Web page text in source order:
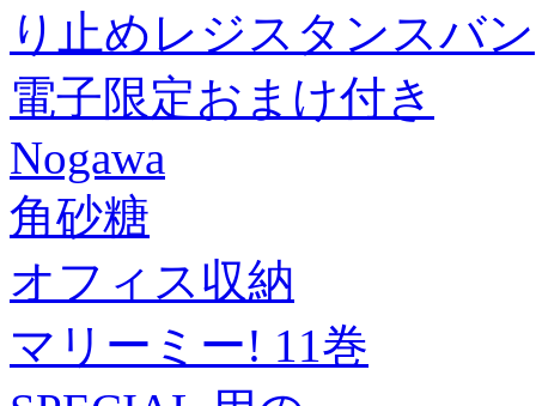
り止めレジスタンスバン
電子限定おまけ付き
Nogawa
角砂糖
オフィス収納
マリーミー! 11巻